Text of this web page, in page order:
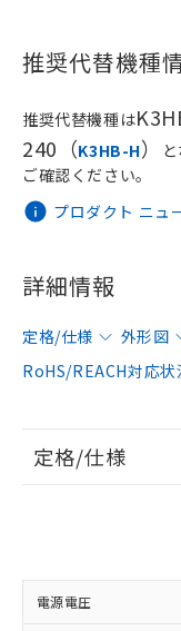
推奨代替機種
プロダクト ニュ
推奨代替機種は
240（K3HB-H）
ご確認ください。
詳細情報
定格/仕様 外形図
RoHS/REACH対応状
定格/仕様
電源電圧